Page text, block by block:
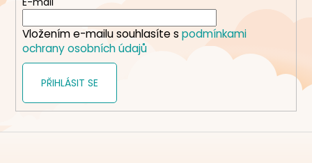
Vložením e-mailu souhlasíte s podmínkami
ochrany osobních údajů
PŘIHLÁSIT SE